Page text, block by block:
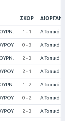
ΣΚΟΡ
1 - 1 Α Τοπικό
0 - 3 Α Τοπικό
2 - 3 Α Τοπικό
2 - 1 Α Τοπικό
1 - 2 Α Τοπικό
0 - 2 Α Τοπικό
2 - 3 Α Τοπικό